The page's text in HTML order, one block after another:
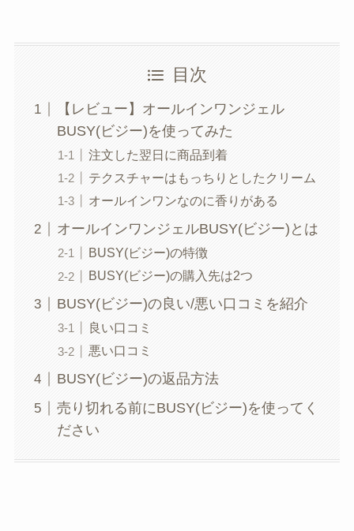
目次
【レビュー】オールインワンジェル
BUSY(ビジー)を使ってみた
注文した翌日に商品到着
テクスチャーはもっちりとしたクリーム
オールインワンなのに香りがある
オールインワンジェルBUSY(ビジー)とは
BUSY(ビジー)の特徴
BUSY(ビジー)の購入先は2つ
BUSY(ビジー)の良い/悪い口コミを紹介
良い口コミ
悪い口コミ
BUSY(ビジー)の返品方法
売り切れる前にBUSY(ビジー)を使ってく
ださい